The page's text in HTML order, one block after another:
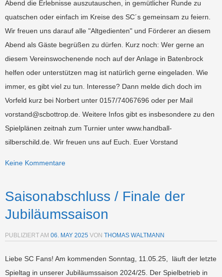
Abend die Erlebnisse auszutauschen, in gemütlicher Runde zu
quatschen oder einfach im Kreise des SC´s gemeinsam zu feiern.
Wir freuen uns darauf alle "Altgedienten" und Förderer an diesem
Abend als Gäste begrüßen zu dürfen. Kurz noch: Wer gerne an
diesem Vereinswochenende noch auf der Anlage in Batenbrock
helfen oder unterstützen mag ist natürlich gerne eingeladen. Wie
immer, es gibt viel zu tun. Interesse? Dann melde dich doch im
Vorfeld kurz bei Norbert unter 0157/74067696 oder per Mail
vorstand@scbottrop.de. Weitere Infos gibt es insbesondere zu den
Spielplänen zeitnah zum Turnier unter www.handball-
silberschild.de. Wir freuen uns auf Euch. Euer Vorstand
Keine Kommentare
Saisonabschluss / Finale der
Jubiläumssaison
PUBLIZIERT AM 06. MAY 2025 VON THOMAS WALTMANN
Liebe SC Fans! Am kommenden Sonntag, 11.05.25, läuft der letzte
Spieltag in unserer Jubiläumssaison 2024/25. Der Spielbetrieb in